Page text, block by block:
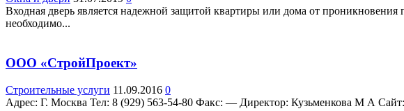
Входная дверь является надежной защитой квартиры или дома от
необходимо...
ООО «СтройПроект»
Строительные услуги 11.09.2016 0
Адрес: Г. Москва Teл: 8 (929) 563-54-80 Факс: — Директор: Кузьменкова М А